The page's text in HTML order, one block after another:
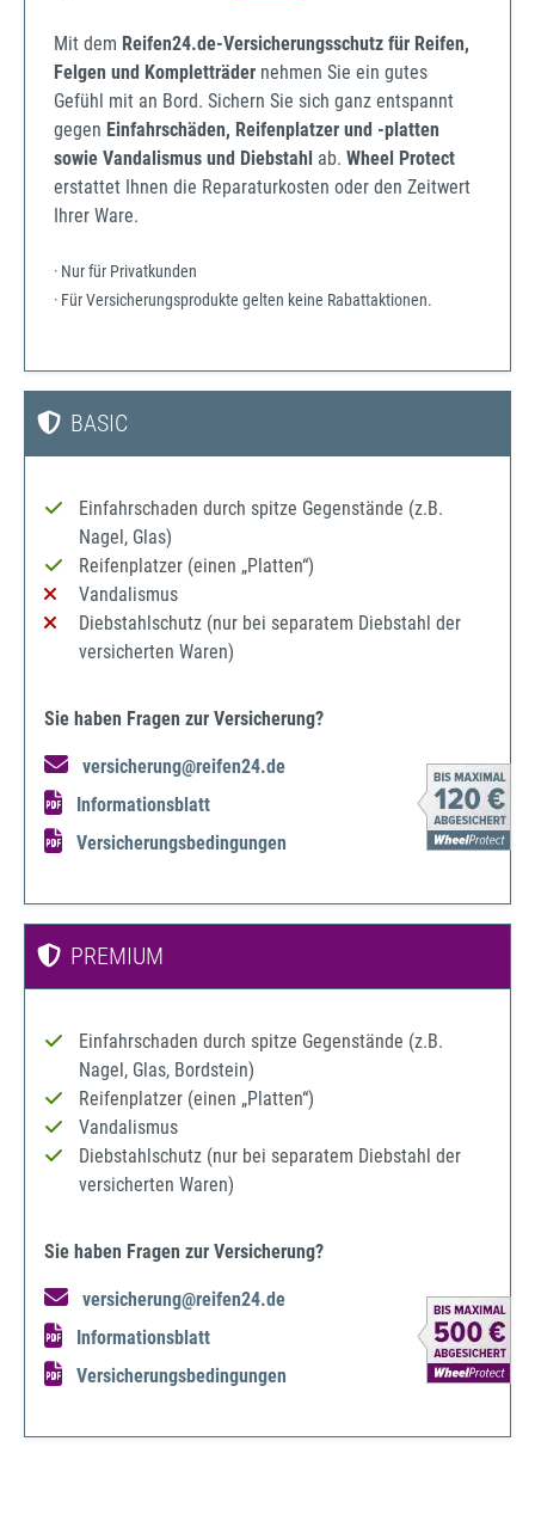
Mit dem Reifen24.de-Versicherungsschutz für Reifen,
Felgen und Kompletträder nehmen Sie ein gutes
Gefühl mit an Bord. Sichern Sie sich ganz entspannt
gegen Einfahrschäden, Reifenplatzer und -platten
sowie Vandalismus und Diebstahl ab. Wheel Protect
erstattet Ihnen die Reparaturkosten oder den Zeitwert
Ihrer Ware.
· Nur für Privatkunden
· Für Versicherungsprodukte gelten keine Rabattaktionen.
BASIC
Einfahrschaden durch spitze Gegenstände (z.B.
Nagel, Glas)
Reifenplatzer (einen „Platten“)
Vandalismus
Diebstahlschutz (nur bei separatem Diebstahl der
versicherten Waren)
Sie haben Fragen zur Versicherung?
versicherung@reifen24.de
Informationsblatt
Versicherungsbedingungen
PREMIUM
Einfahrschaden durch spitze Gegenstände (z.B.
Nagel, Glas, Bordstein)
Reifenplatzer (einen „Platten“)
Vandalismus
Diebstahlschutz (nur bei separatem Diebstahl der
versicherten Waren)
Sie haben Fragen zur Versicherung?
versicherung@reifen24.de
Informationsblatt
Versicherungsbedingungen